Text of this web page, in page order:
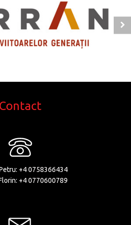
Contact
+4 0758366434
+4 0770600789